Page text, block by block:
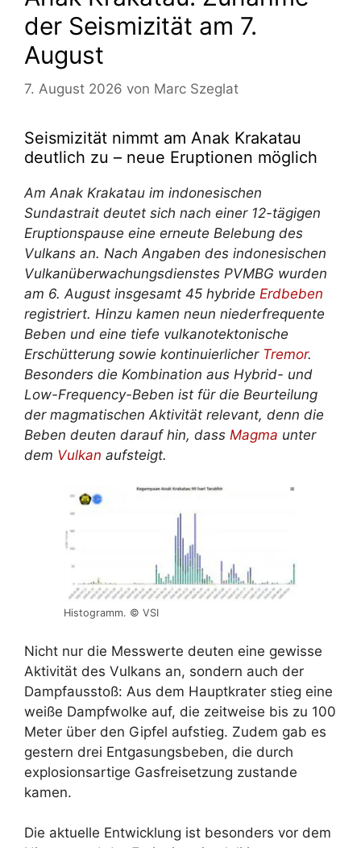
der Seismizität am 7.
August
7. August 2026 von Marc Szeglat
Seismizität nimmt am Anak Krakatau
deutlich zu – neue Eruptionen möglich
Am Anak Krakatau im indonesischen
Sundastrait deutet sich nach einer 12-tägigen
Eruptionspause eine erneute Belebung des
Vulkans an. Nach Angaben des indonesischen
Vulkanüberwachungsdienstes PVMBG wurden
am 6. August insgesamt 45 hybride Erdbeben
registriert. Hinzu kamen neun niederfrequente
Beben und eine tiefe vulkanotektonische
Erschütterung sowie kontinuierlicher Tremor.
Besonders die Kombination aus Hybrid- und
Low-Frequency-Beben ist für die Beurteilung
der magmatischen Aktivität relevant, denn die
Beben deuten darauf hin, dass Magma unter
dem Vulkan aufsteigt.
Histogramm. © VSI
Nicht nur die Messwerte deuten eine gewisse
Aktivität des Vulkans an, sondern auch der
Dampfausstoß: Aus dem Hauptkrater stieg eine
weiße Dampfwolke auf, die zeitweise bis zu 100
Meter über den Gipfel aufstieg. Zudem gab es
gestern drei Entgasungsbeben, die durch
explosionsartige Gasfreisetzung zustande
kamen.
Die aktuelle Entwicklung ist besonders vor dem